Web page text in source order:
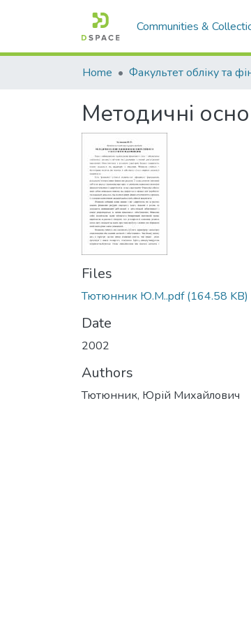
Communities &
Home
Методичні
Files
Тютюнник Ю.М..pdf(164.58 KB)
Date
2002
Authors
Тютюнник, Юрій Михайлович